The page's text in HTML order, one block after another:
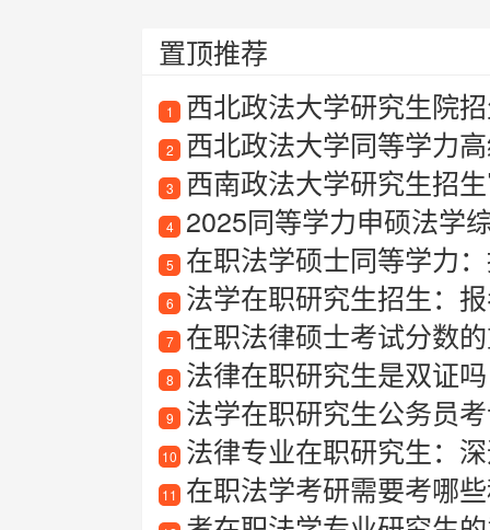
置顶推荐
1 西北政法大学研究生院
2 西北政法大学同等学力
3 西南政法大学研究生招
4 2025同等学力申硕法学
5 在职法学硕士同等学力
6 法学在职研究生招生：报
7 在职法律硕士考试分数
8 法律在职研究生是双证吗
9 法学在职研究生公务员
10 法律专业在职研究生：
11 在职法学考研需要考哪